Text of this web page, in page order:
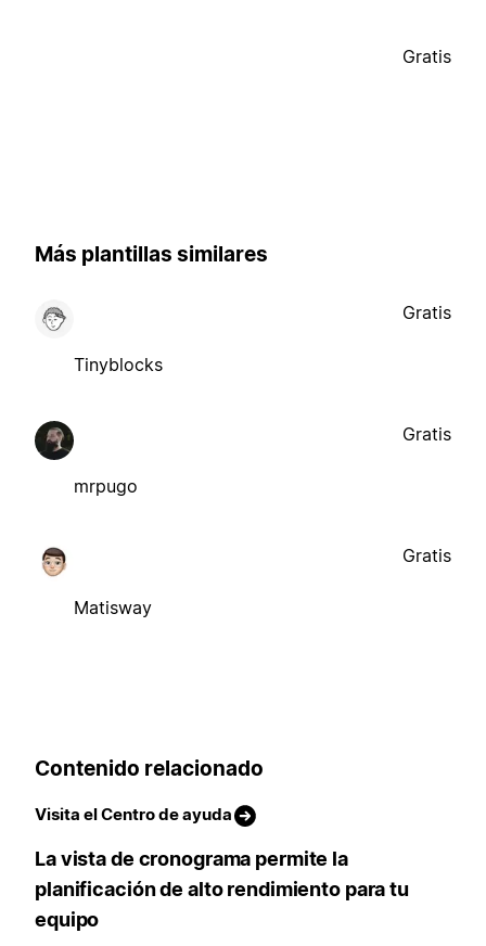
Gratis
Más plantillas similares
Tinyblocks
Gratis
mrpugo
Gratis
Matisway
Gratis
Contenido relacionado
Visita el Centro de ayuda
La vista de cronograma permite la
planificación de alto rendimiento para tu
equipo